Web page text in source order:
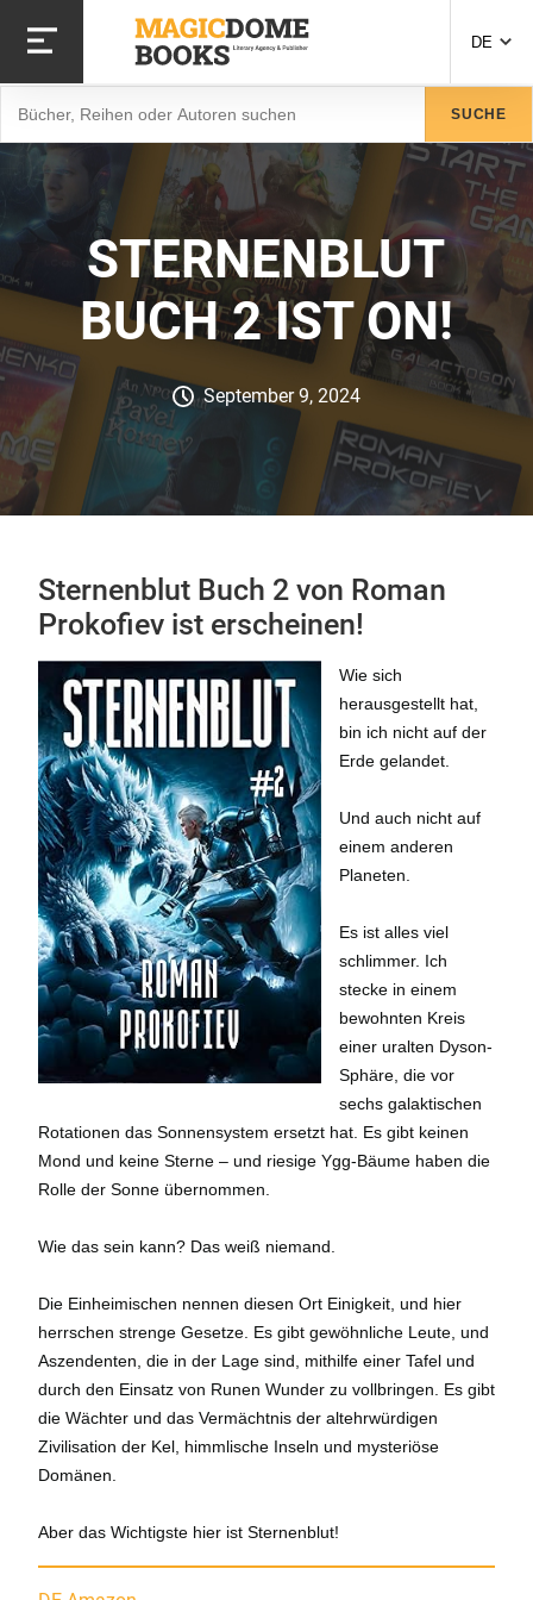
zum
Inhalt
DE
SUCHE
STERNENBLUT
BUCH 2 IST ON!
September 9, 2024
Sternenblut Buch 2 von Roman
Prokofiev ist erscheinen!
Wie sich
herausgestellt hat,
bin ich nicht auf der
Erde gelandet.
Und auch nicht auf
einem anderen
Planeten.
Es ist alles viel
schlimmer. Ich
stecke in einem
bewohnten Kreis
einer uralten Dyson-
Sphäre, die vor
sechs galaktischen
Rotationen das Sonnensystem ersetzt hat. Es gibt keinen
Mond und keine Sterne – und riesige Ygg-Bäume haben die
Rolle der Sonne übernommen.
Wie das sein kann? Das weiß niemand.
Die Einheimischen nennen diesen Ort Einigkeit, und hier
herrschen strenge Gesetze. Es gibt gewöhnliche Leute, und
Aszendenten, die in der Lage sind, mithilfe einer Tafel und
durch den Einsatz von Runen Wunder zu vollbringen. Es gibt
die Wächter und das Vermächtnis der altehrwürdigen
Zivilisation der Kel, himmlische Inseln und mysteriöse
Domänen.
Aber das Wichtigste hier ist Sternenblut!